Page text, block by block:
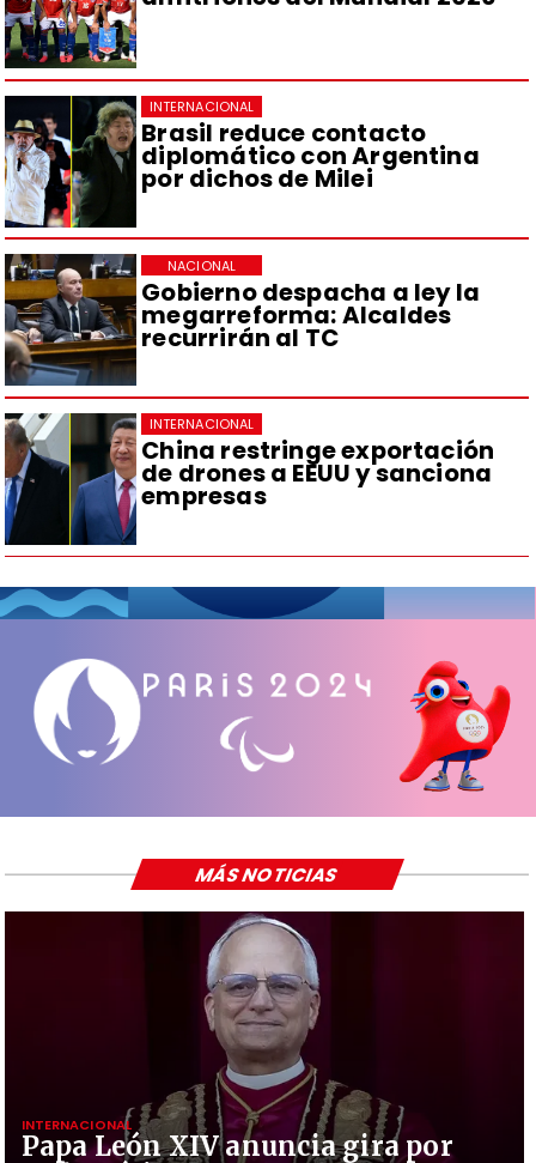
Brasil reduce contacto
diplomático con Argentina
por dichos de Milei
INTERNACIONAL
Gobierno despacha a ley la
megarreforma: Alcaldes
recurrirán al TC
NACIONAL
China restringe exportación
de drones a EEUU y sanciona
empresas
INTERNACIONAL
Papa León XIV anuncia gira por
INTERNACIONAL
MÁS NOTICIAS